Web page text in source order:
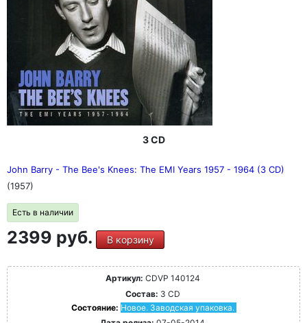
3 CD
John Barry - The Bee's Knees: The EMI Years 1957 - 1964 (3 CD)
(1957)
Есть в наличии
2399 руб. В корзину
Артикул: CDVP 140124
Состав: 3 CD
Состояние: Новое. Заводская упаковка.